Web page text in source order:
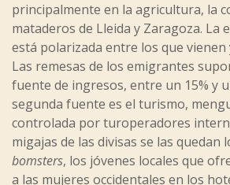
principalmente en la agricultura, la
mataderos de Lleida y Zaragoza. La
está polarizada entre los que vienen
Las remesas de los emigrantes
fuente de ingresos, entre un 15% y
segunda fuente es el turismo,
controlada por turoperadores
migajas de las divisas se las quedan
bomsters, los jóvenes locales que
a las mujeres occidentales en los